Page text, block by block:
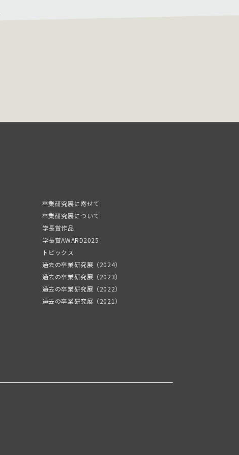
卒業研究展に寄せて
卒業研究展について
学長賞作品
学長賞AWARD2025
トピックス
過去の卒業研究展（2024）
過去の卒業研究展（2023）
過去の卒業研究展（2022）
過去の卒業研究展（2021）